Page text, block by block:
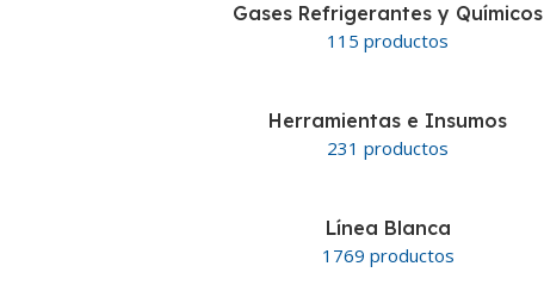
Gases Refrigerantes y Químicos
115 productos
Herramientas e Insumos
231 productos
Línea Blanca
1769 productos